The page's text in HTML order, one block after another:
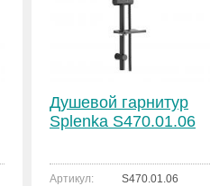
Душевой гарнитур
Splenka S470.01.06
Артикул:
S470.01.06